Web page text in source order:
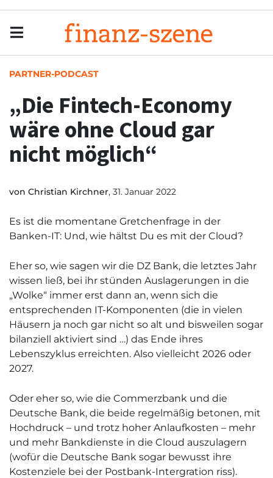
PARTNER-PODCAST
„Die Fintech-Economy
wäre ohne Cloud gar
nicht möglich“
von Christian Kirchner, 31. Januar 2022
Es ist die momentane Gretchenfrage in der
Banken-IT: Und, wie hältst Du es mit der Cloud?
Eher so, wie sagen wir die DZ Bank, die letztes Jahr
wissen ließ, bei ihr stünden Auslagerungen in die
„Wolke“ immer erst dann an, wenn sich die
entsprechenden IT-Komponenten (die in vielen
Häusern ja noch gar nicht so alt und bisweilen sogar
bilanziell aktiviert sind …) das Ende ihres
Lebenszyklus erreichten. Also vielleicht 2026 oder
2027.
Oder eher so, wie die Commerzbank und die
Deutsche Bank, die beide regelmäßig betonen, mit
Hochdruck – und trotz hoher Anlaufkosten – mehr
und mehr Bankdienste in die Cloud auszulagern
(wofür die Deutsche Bank sogar bewusst ihre
Kostenziele bei der Postbank-Intergration riss).